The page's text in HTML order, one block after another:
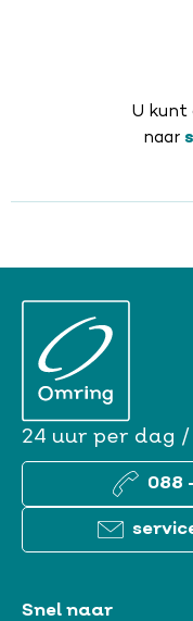
U kunt
naar
24 uur per dag
088
Snel naar